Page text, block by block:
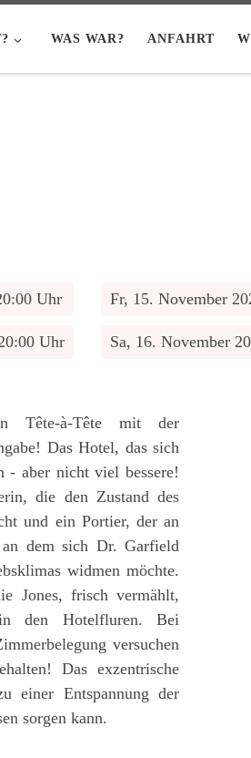
WAS WAR? ANFAHRT
Uhr
Uhr
Fr, 15. November
Sa, 16. November
Tête-à-Tête mit der
Das Hotel, das sich
- aber nicht viel bessere!
die den Zustand des
und ein Portier, der an
dem sich Dr. Garfield
widmen möchte.
Jones, frisch vermählt,
den Hotelfluren. Bei
versuchen
Das exzentrische
einer Entspannung der
sorgen kann.